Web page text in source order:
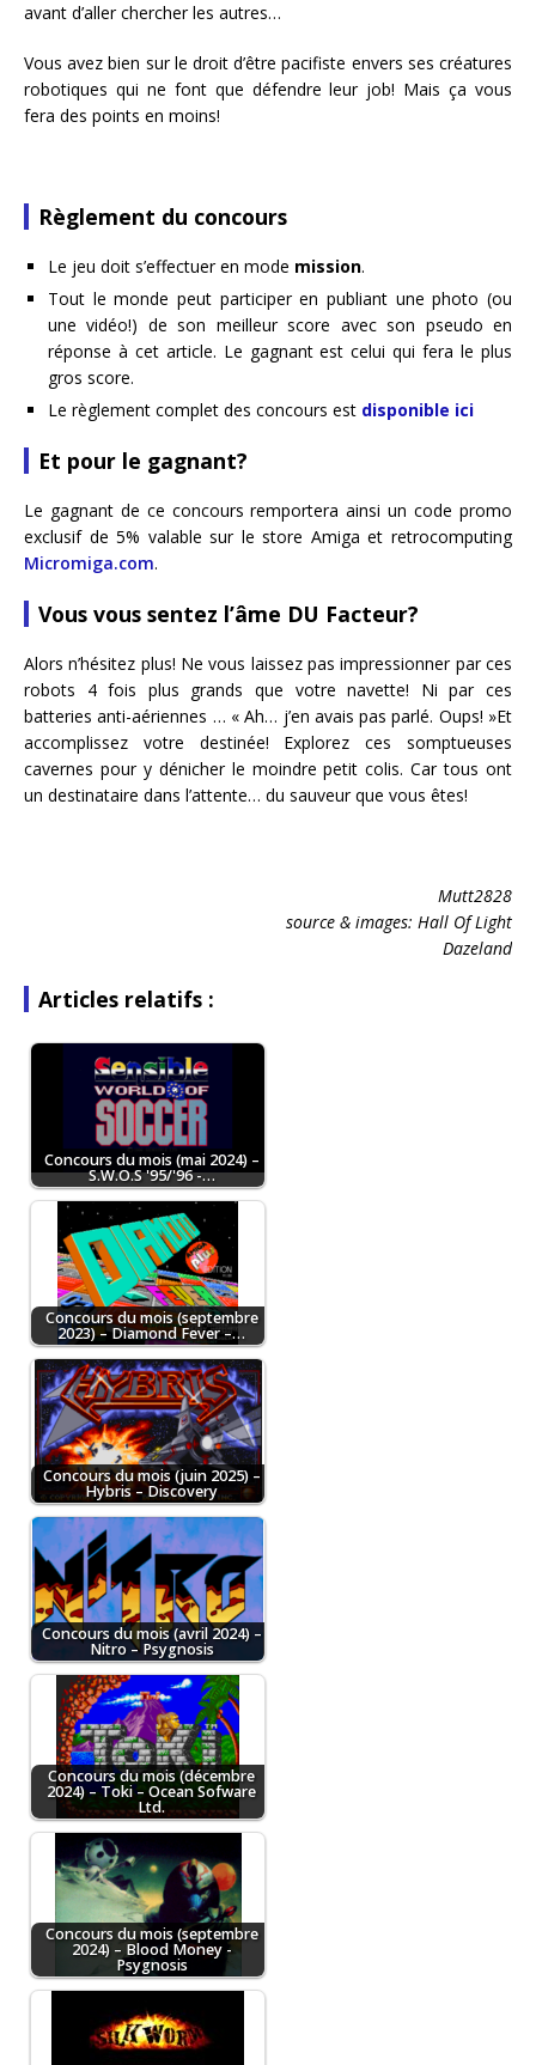
avant d’aller chercher les autres…
Vous avez bien sur le droit d’être pacifiste envers ses créatures
robotiques qui ne font que défendre leur job! Mais ça vous
fera des points en moins!
Règlement du concours
Le jeu doit s’effectuer en mode mission.
Tout le monde peut participer en publiant une photo (ou
une vidéo!) de son meilleur score avec son pseudo en
réponse à cet article. Le gagnant est celui qui fera le plus
gros score.
Le règlement complet des concours est disponible ici
Et pour le gagnant?
Le gagnant de ce concours remportera ainsi un code promo
exclusif de 5% valable sur le store Amiga et retrocomputing
Micromiga.com.
Vous vous sentez l’âme DU Facteur?
Alors n’hésitez plus! Ne vous laissez pas impressionner par ces
robots 4 fois plus grands que votre navette! Ni par ces
batteries anti-aériennes … « Ah… j’en avais pas parlé. Oups! »Et
accomplissez votre destinée! Explorez ces somptueuses
cavernes pour y dénicher le moindre petit colis. Car tous ont
un destinataire dans l’attente… du sauveur que vous êtes!
Mutt2828
source & images: Hall Of Light
Dazeland
Articles relatifs :
Concours du mois (mai 2024) –
S.W.O.S '95/'96 -…
Concours du mois (septembre
2023) – Diamond Fever –…
Concours du mois (juin 2025) –
Hybris – Discovery
Concours du mois (avril 2024) –
Nitro – Psygnosis
Concours du mois (décembre
2024) – Toki – Ocean Sofware
Ltd.
Concours du mois (septembre
2024) – Blood Money -
Psygnosis